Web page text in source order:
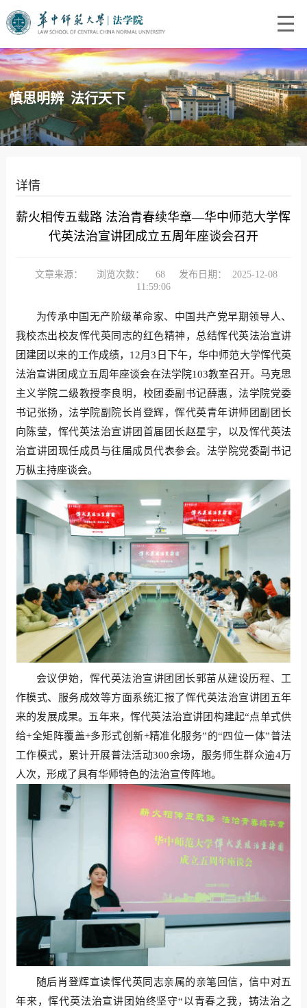
慎思明辨 法行天下
详情
薪火相传五载路 法治青春续华章—华中师范大学恽
代英法治宣讲团成立五周年座谈会召开
文章来源： 浏览次数： 68 发布日期：
2025-12-08
11:59:06
为传承中国无产阶级革命家、中国共产党早期领导人、
我校杰出校友恽代英同志的红色精神，总结恽代英法治宣讲
团建团以来的工作成绩，12月3日下午，华中师范大学恽代英
法治宣讲团成立五周年座谈会在法学院103教室召开。马克思
主义学院二级教授李良明，校团委副书记薛惠，法学院党委
书记张扬，法学院副院长肖登辉，恽代英青年讲师团副团长
向陈莹，恽代英法治宣讲团首届团长赵星宇，以及恽代英法
治宣讲团现任成员与往届成员代表参会。法学院党委副书记
万枞主持座谈会。
会议伊始，恽代英法治宣讲团团长郭苗从建设历程、工
作模式、服务成效等方面系统汇报了恽代英法治宣讲团五年
来的发展成果。五年来，恽代英法治宣讲团构建起“点单式供
给+全矩阵覆盖+多形式创新+精准化服务”的“四位一体”普法
工作模式，累计开展普法活动300余场，服务师生群众逾4万
人次，形成了具有华师特色的法治宣传阵地。
随后肖登辉宣读恽代英同志亲属的亲笔回信，信中对五
年来，恽代英法治宣讲团始终坚守“以青春之我，铸法治之